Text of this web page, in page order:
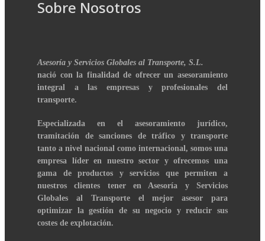
Sobre Nosotros
Asesoría y Servicios Globales al Transporte, S.L.
nació con la finalidad de ofrecer un asesoramiento
integral a las empresas y profesionales del
transporte.
Especializada en el asesoramiento jurídico,
tramitación de sanciones de tráfico y transporte
tanto a nivel nacional como internacional, somos una
empresa líder en nuestro sector y ofrecemos una
gama de productos y servicios que permiten a
nuestros clientes tener en Asesoría y Servicios
Globales al Transporte el mejor asesor para
optimizar la gestión de su negocio y reducir sus
costes de explotación.